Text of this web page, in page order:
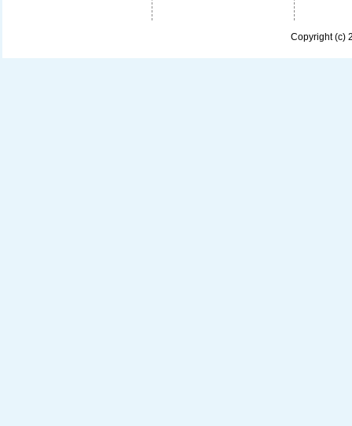
Copyright (c)